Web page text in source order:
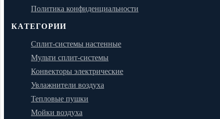
Политика конфиденциальности
КАТЕГОРИИ
Сплит-системы настенные
Мульти сплит-системы
Конвекторы электрические
Увлажнители воздуха
Тепловые пушки
Мойки воздуха